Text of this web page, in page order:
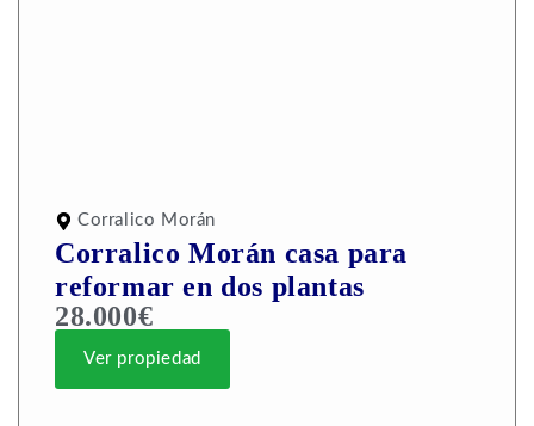
Corralico Morán
Corralico Morán casa para
reformar en dos plantas
28.000€
Ver propiedad